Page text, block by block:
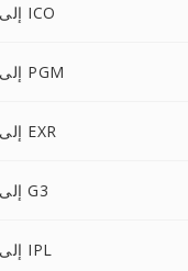
MRW إلى ICO
MRW إلى PGM
MRW إلى EXR
MRW إلى G3
MRW إلى IPL